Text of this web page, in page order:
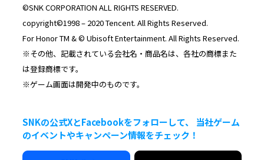
©SNK CORPORATION ALL RIGHTS RESERVED.
copyright©1998 – 2020 Tencent. All Rights Reserved.
For Honor TM & © Ubisoft Entertainment. All Rights Reserved.
※その他、記載されている会社名・商品名は、各社の商標また
は登録商標です。
※ゲーム画面は開発中のものです。
SNKの公式XとFacebookをフォローして、 当社ゲーム
のイベントやキャンペーン情報をチェック！